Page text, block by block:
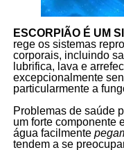
ESCORPIÃO É UM
rege os sistemas
corporais, incluindo
lubrifica, lava e
excepcionalmente
particularmente a
Problemas de saúde
um forte componente
água facilmente
tendem a se